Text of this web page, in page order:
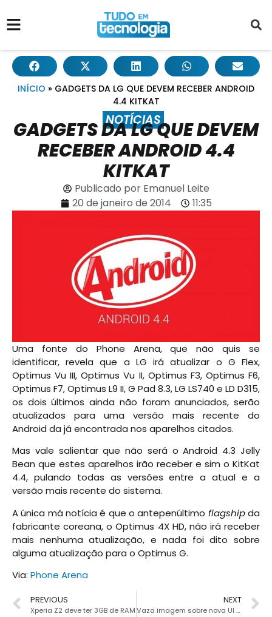
INÍCIO » GADGETS DA LG QUE DEVEM RECEBER ANDROID
4.4 KITKAT
NOTÍCIAS
GADGETS DA LG QUE DEVEM
RECEBER ANDROID 4.4
KITKAT
Publicado porEmanuel Leite
20 de janeiro de 2014
11:35
Uma fonte do Phone Arena, que não quis se
identificar, revela que a LG irá atualizar o G Flex,
Optimus Vu III, Optimus Vu II, Optimus F3, Optimus F6,
Optimus F7, Optimus L9 II, G Pad 8.3, LG LS740 e LD D315,
os dois últimos ainda não foram anunciados, serão
atualizados para uma versão mais recente do
Android da já encontrada nos aparelhos citados.
Mas vale salientar que não será o Android 4.3 Jelly
Bean que estes aparelhos irão receber e sim o KitKat
4.4, pulando todas as versões entre a atual e a
versão mais recente do sistema.
A única má notícia é que o antepenúltimo flagshipda
fabricante coreana, o Optimus 4X HD, não irá receber
mais nenhuma atualização, e nada foi dito sobre
alguma atualização para o Optimus G.
Via: Phone Arena
PREVIOUS
Xperia Z2 deve ter 3GB de RAM
NEXT
Vaza imagem sobre nova UI para smartphones da Samsung